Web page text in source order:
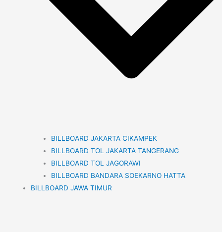
BILLBOARD JAKARTA CIKAMPEK
BILLBOARD TOL JAKARTA TANGERANG
BILLBOARD TOL JAGORAWI
BILLBOARD BANDARA SOEKARNO HATTA
BILLBOARD JAWA TIMUR